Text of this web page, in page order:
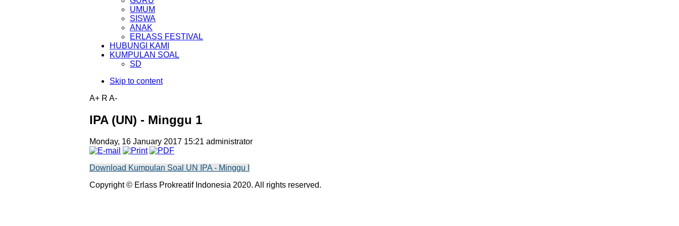
UMUM
SISWA
ANAK
ERLASS FESTIVAL
HUBUNGI KAMI
KUMPULAN SOAL
SD
Skip to content
A+ R A-
IPA (UN) - Minggu 1
Monday, 16 January 2017 15:21 administrator
Download Kumpulan Soal UN IPA - Minggu I
Copyright © Erlass Prokreatif Indonesia 2020. All rights reserved.